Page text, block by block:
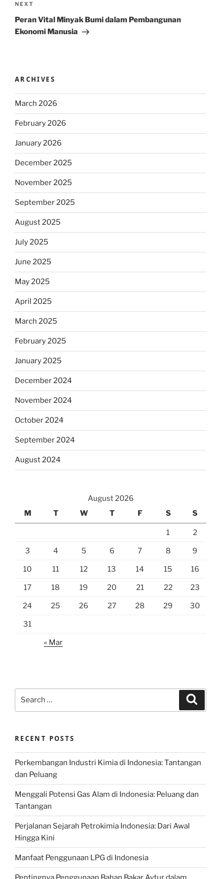
Next
Post
NEXT
Peran Vital Minyak Bumi dalam Pembangunan
Ekonomi Manusia
ARCHIVES
March 2026
February 2026
January 2026
December 2025
November 2025
September 2025
August 2025
July 2025
June 2025
May 2025
April 2025
March 2025
February 2025
January 2025
December 2024
November 2024
October 2024
September 2024
August 2024
August 2026
M
T W T F S S
1 2
3 4 5 6 7 8 9
10 11 12 13 14 15 16
17 18 19 20 21 22 23
24 25 26 27 28 29 30
31
« Mar
RECENT POSTS
Perkembangan Industri Kimia di Indonesia: Tantangan
dan Peluang
Menggali Potensi Gas Alam di Indonesia: Peluang dan
Tantangan
Perjalanan Sejarah Petrokimia Indonesia: Dari Awal
Hingga Kini
Manfaat Penggunaan LPG di Indonesia